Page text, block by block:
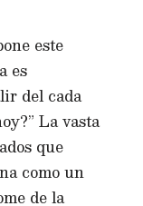
este
es
del cada
La vasta
que
como un
de la